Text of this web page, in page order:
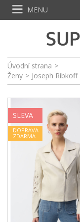
Úvodní strana >
Ženy > Joseph Ribkoff
SLEVA
DOPRAVA
ZDARMA
MENU